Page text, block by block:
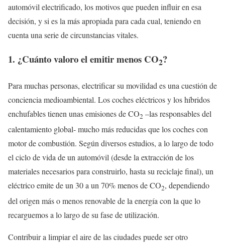
automóvil electrificado, los motivos que pueden influir en esa
decisión, y si es la más apropiada para cada cual, teniendo en
cuenta una serie de circunstancias vitales.
1. ¿Cuánto valoro el emitir menos CO2?
Para muchas personas, electrificar su movilidad es una cuestión de
conciencia medioambiental. Los coches eléctricos y los híbridos
enchufables tienen unas emisiones de CO2 –las responsables del
calentamiento global- mucho más reducidas que los coches con
motor de combustión. Según diversos estudios, a lo largo de todo
el ciclo de vida de un automóvil (desde la extracción de los
materiales necesarios para construirlo, hasta su reciclaje final), un
eléctrico emite de un 30 a un 70% menos de CO2, dependiendo
del origen más o menos renovable de la energía con la que lo
recarguemos a lo largo de su fase de utilización.
Contribuir a limpiar el aire de las ciudades puede ser otro